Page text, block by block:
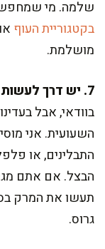
שלמה. מי שמחפש
בקטגוריית העוף
מושלמת.
7. יש דרך לעשות את המרק חריף יותר?
בוודאי, אבל
התבלינים, או
הבצל. אם אתם
תעשו את המרק
גרוס.